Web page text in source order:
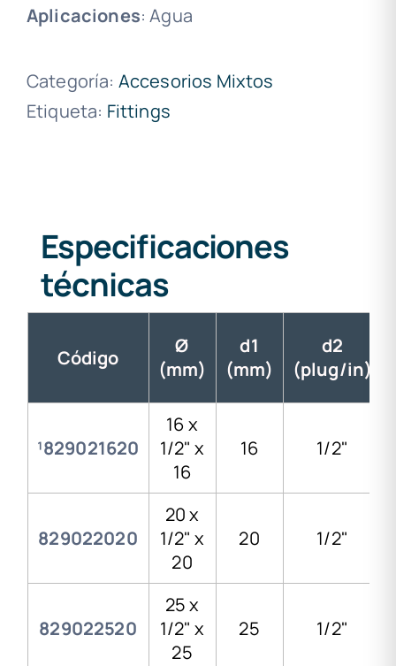
Aplicaciones: Agua
Categoría: Accesorios Mixtos
Etiqueta: Fittings
Especificaciones
técnicas
Código
Ø
(mm)
d1
(mm)
d2
(plug/in)
¹829021620
16 x
1/2" x
16
16 1/2"
829022020
20 x
1/2" x
20
20 1/2"
829022520
25 x
1/2" x
25
25 1/2"